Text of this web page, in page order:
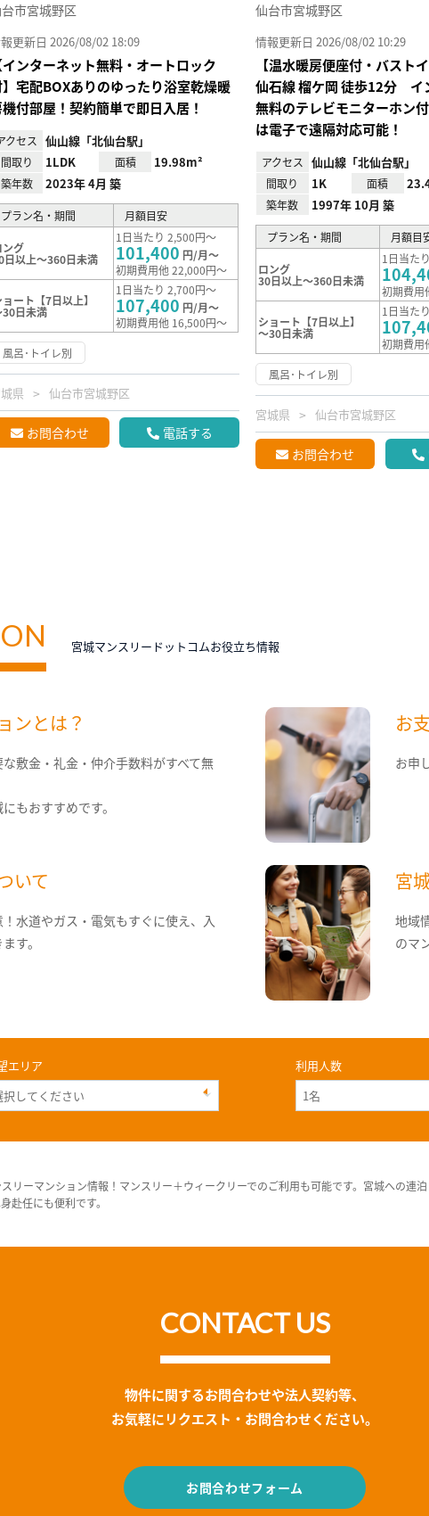
市宮城野区
更新日 2026/08/02 18:09
インターネット無料・オートロック
宅配BOXありのゆったり浴室乾燥暖
付部屋！契約簡単で即日入居！
クセス 仙山線「北仙台駅」
間取り 1LDK 面積 19.98m²
築年数 2023年 4月 築
プラン名・期間 月額目安
ング
日以上～360日未満
1日当たり 2,500円～
101,400 円/月～
初期費用他 22,000円～
ョート【7日以上】
30日未満
1日当たり 2,700円～
107,400 円/月～
初期費用他 16,500円～
風呂･トイレ別
県 仙台市宮城野区
お問合わせ 電話する
仙台市宮城野区
情報更新日 2026/08/02 10:29
【温水暖房便座付・バスト
仙⽯線 榴ケ岡 徒歩12分 イ
無料のテレビモニターホン
は電子で遠隔対応可能！
アクセス 仙山線「北仙台駅」
間取り 1K 面積
築年数 1997年 10月 築
プラン名・期間 月額目
ロング
30日以上～360日未満
1日当た
初期費用
ショート【7日以上】
～30日未満
1日当た
初期費用
風呂･トイレ別
宮城県 仙台市宮城野区
お問合わせ
宮城マンスリードットコムお役立ち情報
ンとは？
敷金・礼金・仲介手数料がすべて無
もおすすめです。
お
お申
いて
水道やガス・電気もすぐに使え、入
す。
宮
地域
のマ
エリア 利用人数
リーマンション情報！マンスリー＋ウィークリーでのご利用も可能です。宮城への連
赴任にも便利です。
CONTACT US
物件に関するお問合わせや法人契約等、
お気軽にリクエスト・お問合わせください。
お問合わせフォーム